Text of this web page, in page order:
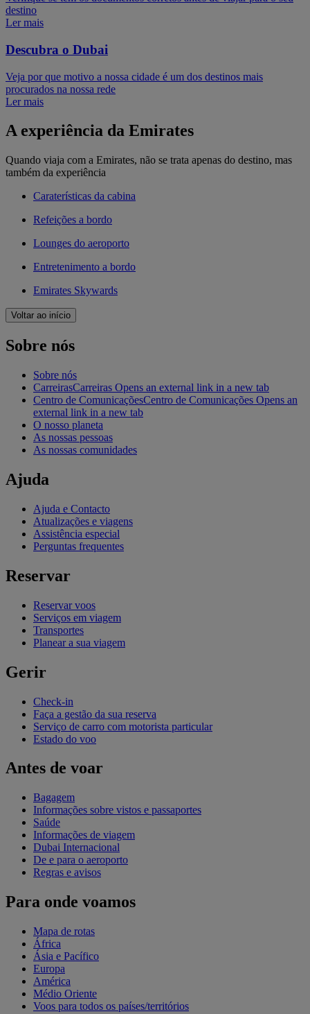
destino
Ler mais
Descubra o Dubai
Veja por que motivo a nossa cidade é um dos destinos mais
procurados na nossa rede
Ler mais
A experiência da Emirates
Quando viaja com a Emirates, não se trata apenas do destino, mas
também da experiência
Caraterísticas da cabina
Refeições a bordo
Lounges do aeroporto
Entretenimento a bordo
Emirates Skywards
Voltar ao início
Sobre nós
Sobre nós
CarreirasCarreiras Opens an external link in a new tab
Centro de ComunicaçõesCentro de Comunicações Opens an
external link in a new tab
O nosso planeta
As nossas pessoas
As nossas comunidades
Ajuda
Ajuda e Contacto
Atualizações e viagens
Assistência especial
Perguntas frequentes
Reservar
Reservar voos
Serviços em viagem
Transportes
Planear a sua viagem
Gerir
Check-in
Faça a gestão da sua reserva
Serviço de carro com motorista particular
Estado do voo
Antes de voar
Bagagem
Informações sobre vistos e passaportes
Saúde
Informações de viagem
Dubai Internacional
De e para o aeroporto
Regras e avisos
Para onde voamos
Mapa de rotas
África
Ásia e Pacífico
Europa
América
Médio Oriente
Voos para todos os países/territórios